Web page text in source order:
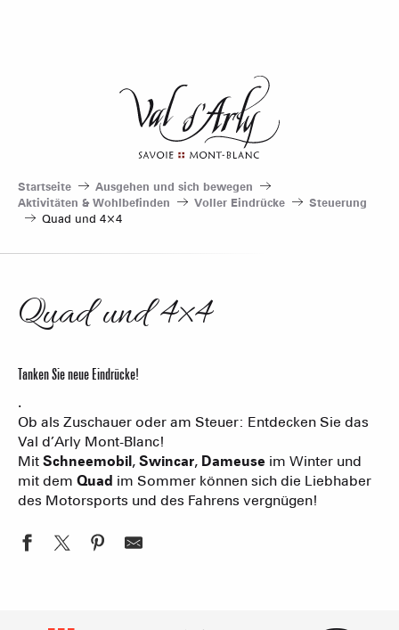
Startseite
Ausgehen und sich bewegen
Aktivitäten & Wohlbefinden
Voller Eindrücke
Steuerung
Quad und 4×4
Quad und 4×4
Tanken Sie neue Eindrücke!
.
Ob als Zuschauer oder am Steuer: Entdecken Sie das
Val d’Arly Mont-Blanc!
Mit Schneemobil, Swincar, Dameuse im Winter und
mit dem Quad im Sommer können sich die Liebhaber
des Motorsports und des Fahrens vergnügen!